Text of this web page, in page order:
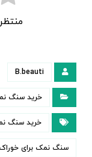
B.beauti
خرید سنگ
خرید سنگ
سنگ نمک برای